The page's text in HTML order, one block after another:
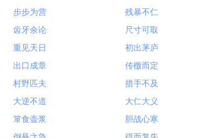
步步为营
残暴不仁
齿牙余论
尺寸可取
重见天日
初出茅庐
出口成章
传檄而定
村野匹夫
措手不及
大逆不道
大仁大义
箪食壶浆
胆战心寒